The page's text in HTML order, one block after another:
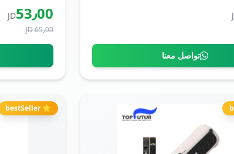
تواصل معنا
53٫00JD
65٫00 JD
⭐ bestSeller